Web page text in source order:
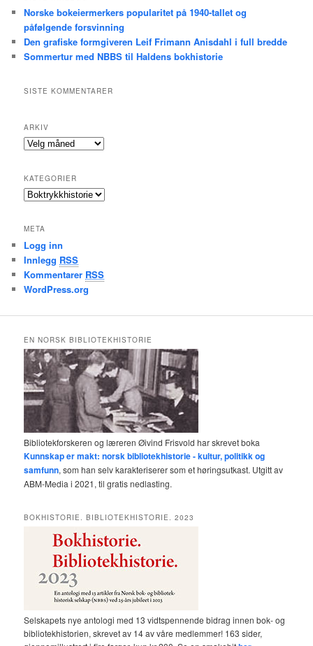
Norske bokeiermerkers popularitet på 1940-tallet og
påfølgende forsvinning
Den grafiske formgiveren Leif Frimann Anisdahl i full bredde
Sommertur med NBBS til Haldens bokhistorie
SISTE KOMMENTARER
ARKIV
A
i
v
KATEGORIER
K
e
g
o
r
i
r
META
Logg inn
Innlegg RSS
Kommentarer RSS
WordPress.org
EN NORSK BIBLIOTEKHISTORIE
Bibliotekforskeren og læreren Øivind Frisvold har skrevet boka
Kunnskap er makt: norsk bibliotekhistorie - kultur, politikk og
samfunn, som han selv karakteriserer som et høringsutkast. Utgitt av
ABM-Media i 2021, til gratis nedlasting.
BOKHISTORIE. BIBLIOTEKHISTORIE. 2023
Selskapets nye antologi med 13 vidtspennende bidrag innen bok- og
bibliotekhistorien, skrevet av 14 av våre medlemmer! 163 sider,